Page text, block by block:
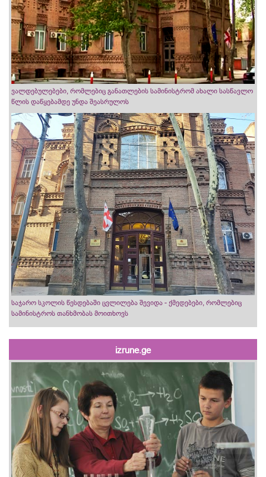
ვალდებულებები, რომლებიც განათლების სამინისტრომ ახალი სასწავლო
წლის დაწყებამდე უნდა შეასრულოს
საჯარო სკოლის წესდებაში ცვლილება შევიდა - ქმედებები, რომლებიც
სამინისტროს თანხმობას მოითხოვს
izrune.ge